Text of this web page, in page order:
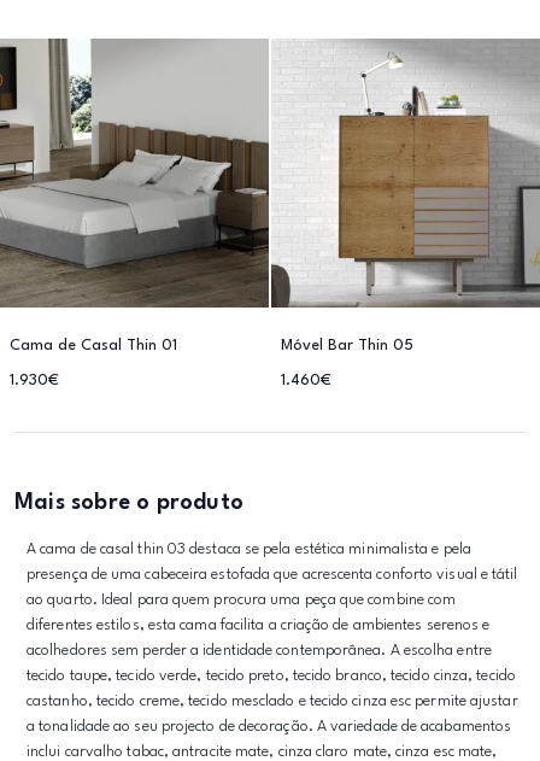
Cama de Casal Thin 01
1.930€
Móvel Bar Thin 05
1.460€
Mais sobre o produto
A cama de casal thin 03 destaca se pela estética minimalista e pela
presença de uma cabeceira estofada que acrescenta conforto visual e tátil
ao quarto. Ideal para quem procura uma peça que combine com
diferentes estilos, esta cama facilita a criação de ambientes serenos e
acolhedores sem perder a identidade contemporânea. A escolha entre
tecido taupe, tecido verde, tecido preto, tecido branco, tecido cinza, tecido
castanho, tecido creme, tecido mesclado e tecido cinza esc permite ajustar
a tonalidade ao seu projecto de decoração. A variedade de acabamentos
inclui carvalho tabac, antracite mate, cinza claro mate, cinza esc mate,